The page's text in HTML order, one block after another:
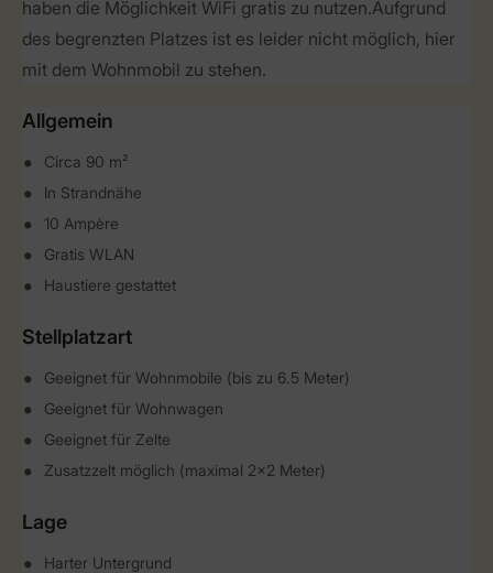
haben die Möglichkeit WiFi gratis zu nutzen.Aufgrund
des begrenzten Platzes ist es leider nicht möglich, hier
mit dem Wohnmobil zu stehen.
Allgemein
Circa 90 m²
In Strandnähe
10 Ampère
Gratis WLAN
Haustiere gestattet
Stellplatzart
Geeignet für Wohnmobile (bis zu 6.5 Meter)
Geeignet für Wohnwagen
Geeignet für Zelte
Zusatzzelt möglich (maximal 2x2 Meter)
Lage
Harter Untergrund